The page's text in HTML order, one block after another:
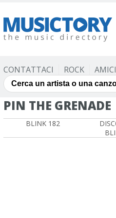
CONTATTACI ROCK AMICI
PIN THE GRENADE
BLINK 182